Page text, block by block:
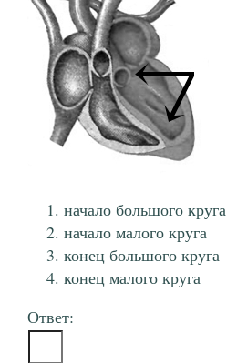
начало большого круга
начало малого круга
конец большого круга
конец малого круга
Ответ: